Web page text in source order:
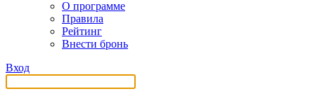
О программе
Правила
Рейтинг
Внести бронь
Вход